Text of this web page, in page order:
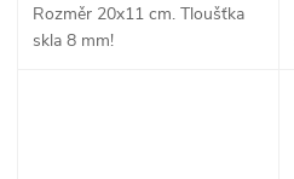
Rozměr 20x11 cm. Tloušťka
skla 8 mm!